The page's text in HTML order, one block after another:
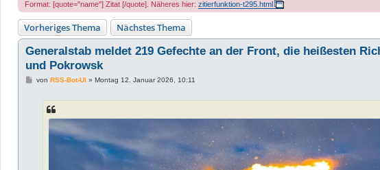
Format: [quote="name"] Zitat [/quote]. Näheres hier: zitierfunktion-t295.html
Vorheriges Thema Nächstes Thema
Generalstab meldet 219 Gefechte an der Front, die heißesten
und Pokrowsk
Bvon RSS-Bot-UI» Montag 12. Januar 2026, 10:11